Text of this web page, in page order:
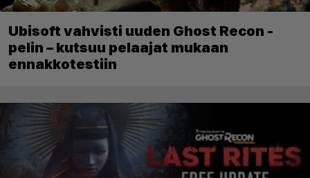
Ubisoft vahvisti uuden Ghost Recon -
pelin – kutsuu pelaajat mukaan
ennakkotestiin